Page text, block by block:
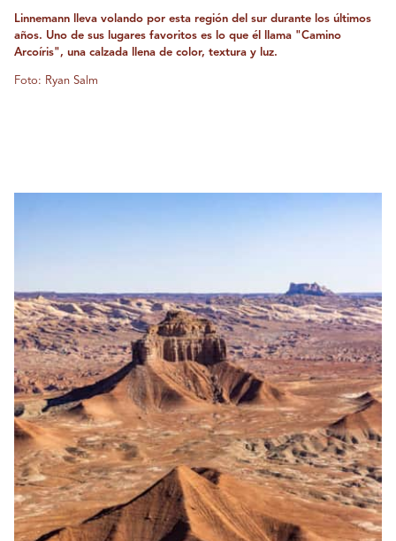
Linnemann lleva volando por esta región del sur durante los últimos
años. Uno de sus lugares favoritos es lo que él llama "Camino
Arcoíris", una calzada llena de color, textura y luz.
Foto: Ryan Salm